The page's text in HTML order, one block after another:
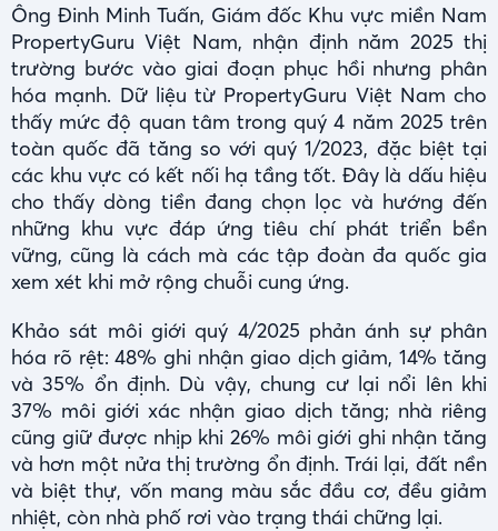
Ông Đinh Minh Tuấn, Giám đốc Khu vực miền Nam
PropertyGuru Việt Nam, nhận định năm 2025 thị
trường bước vào giai đoạn phục hồi nhưng phân
hóa mạnh. Dữ liệu từ PropertyGuru Việt Nam cho
thấy mức độ quan tâm trong quý 4 năm 2025 trên
toàn quốc đã tăng so với quý 1/2023, đặc biệt tại
các khu vực có kết nối hạ tầng tốt. Đây là dấu hiệu
cho thấy dòng tiền đang chọn lọc và hướng đến
những khu vực đáp ứng tiêu chí phát triển bền
vững, cũng là cách mà các tập đoàn đa quốc gia
xem xét khi mở rộng chuỗi cung ứng.
Khảo sát môi giới quý 4/2025 phản ánh sự phân
hóa rõ rệt: 48% ghi nhận giao dịch giảm, 14% tăng
và 35% ổn định. Dù vậy, chung cư lại nổi lên khi
37% môi giới xác nhận giao dịch tăng; nhà riêng
cũng giữ được nhịp khi 26% môi giới ghi nhận tăng
và hơn một nửa thị trường ổn định. Trái lại, đất nền
và biệt thự, vốn mang màu sắc đầu cơ, đều giảm
nhiệt, còn nhà phố rơi vào trạng thái chững lại.